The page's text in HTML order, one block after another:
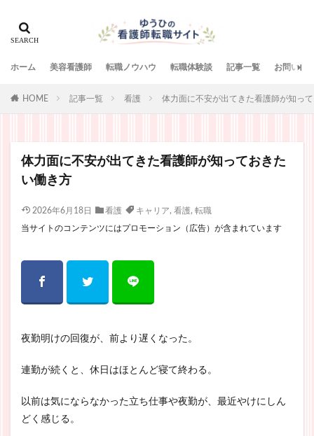
ホーム 美容看護師 転職ノウハウ 転職体験談 記事一覧 お問い合
HOME 記事一覧 看護 体力面に不安が出てきた看護師が知っ
体力面に不安が出てきた看護師が知っておきた
い働き方
2026年6月18日 看護 キャリア, 看護, 転職
当サイトのコンテンツにはプロモーション（広告）が含まれています
夜勤明けの回復が、前より遅くなった。
連勤が続くと、休日はほとんど寝て終わる。
以前は気にならなかった立ち仕事や夜勤が、最近やけにしん
どく感じる。